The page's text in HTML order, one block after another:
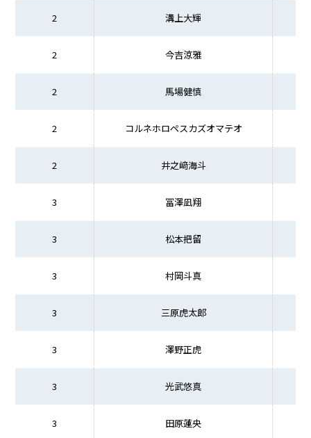
2 溝上大輝
2 今吉涼雅
2 馬場健慎
2 コルネホロペスカズオマテオ
2 井之﨑海斗
3 冨澤凪翔
3 松本把留
3 村岡斗真
3 三原虎太郎
3 澤野正虎
3 光武悠真
3 田原蓮央